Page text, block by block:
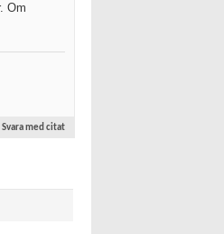
Om
Svara med citat